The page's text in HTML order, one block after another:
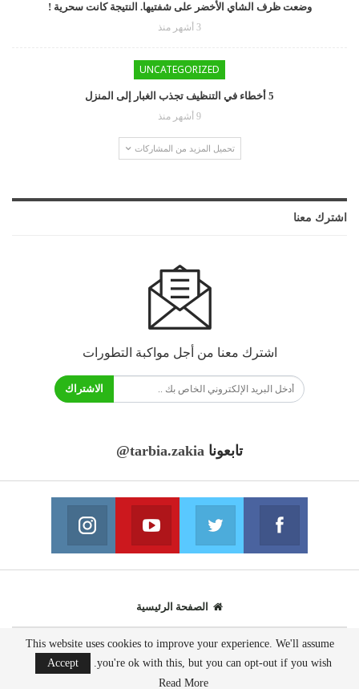
وضعت ظرف الشاي الأخضر على شفتيها. النتيجة كانت سحرية !
3 أشهر منذ
UNCATEGORIZED
5 أخطاء في التنظيف تجذب الغبار إلى المنزل
9 أشهر منذ
تحميل المزيد من المشاركات
اشترك معنا
اشترك معنا من أجل مواكبة التطورات
الاشتراك
تابعونا @tarbia.zakia
فايسبوك
انضم الينا انضم الينا
يوتيوب
انضم الينا
الصفحة الرئيسية
© 2020 - جميع الحقوق محفوظة.
This website uses cookies to improve your experience. We'll assume
you're ok with this, but you can opt-out if you wish.
Accept
Read More